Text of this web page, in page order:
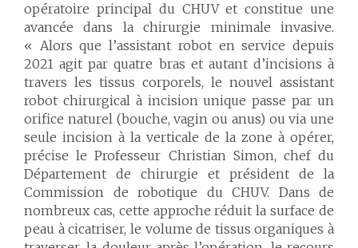
opératoire principal du CHUV et constitue une
avancée dans la chirurgie minimale invasive.
« Alors que l’assistant robot en service depuis
2021 agit par quatre bras et autant d’incisions à
travers les tissus corporels, le nouvel assistant
robot chirurgical à incision unique passe par un
orifice naturel (bouche, vagin ou anus) ou via une
seule incision à la verticale de la zone à opérer,
précise le Professeur Christian Simon, chef du
Département de chirurgie et président de la
Commission de robotique du CHUV. Dans de
nombreux cas, cette approche réduit la surface de
peau à cicatriser, le volume de tissus organiques à